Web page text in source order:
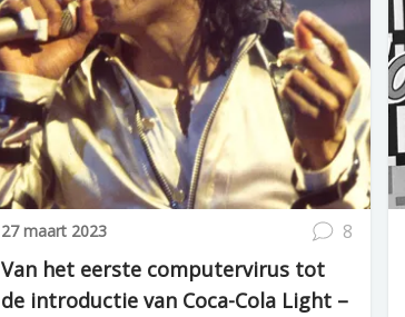
27 maart 2023 8
Van het eerste computervirus tot
de introductie van Coca-Cola Light –